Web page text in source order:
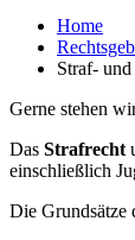
Home
Straf-
Gerne stehen
Das Strafrecht
einschließlich
Die Grundsätze